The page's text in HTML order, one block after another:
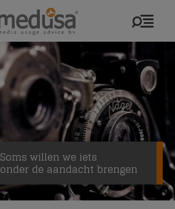
Soms willen we iets
onder de aandacht brengen